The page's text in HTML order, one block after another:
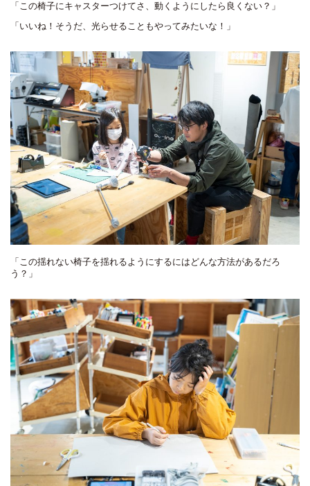
「この椅子にキャスターつけてさ、動くようにしたら良くない？」
「いいね！そうだ、光らせることもやってみたいな！」
「この揺れない椅子を揺れるようにするにはどんな方法があるだろ
う？」